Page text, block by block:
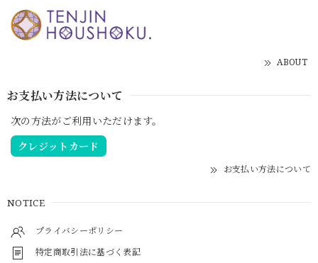
ABOUT
お支払い方法について
次の方法がご利用いただけます。
クレジットカード
お支払い方法について
NOTICE
プライバシーポリシー
特定商取引法に基づく表記